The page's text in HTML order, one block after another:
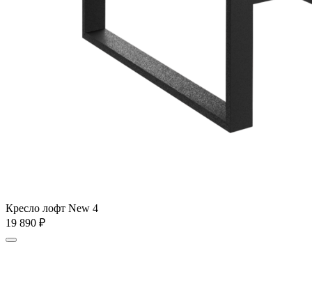
Кресло лофт New 4
19 890 ₽